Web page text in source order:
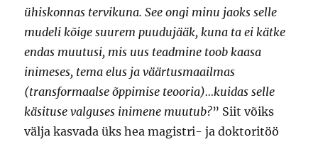
ühiskonnas tervikuna. See ongi minu jaoks selle
mudeli kõige suurem puudujääk, kuna ta ei kätke
endas muutusi, mis uus teadmine toob kaasa
inimeses, tema elus ja väärtusmaailmas
(transformaalse õppimise teooria)…kuidas selle
käsituse valguses inimene muutub?” Siit võiks
välja kasvada üks hea magistri- ja doktoritöö